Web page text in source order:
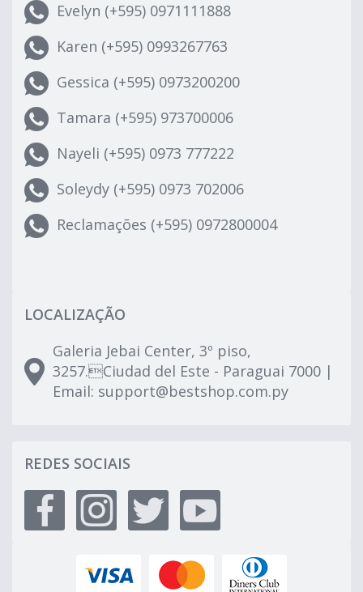
Evelyn (+595) 0971111888
Karen (+595) 0993267763
Gessica (+595) 0973200200
Tamara (+595) 973700006
Nayeli (+595) 0973 777222
Soleydy (+595) 0973 702006
Reclamações (+595) 0972800004
LOCALIZAÇÃO
Galeria Jebai Center, 3º piso,
3257.Ciudad del Este - Paraguai 7000 |
Email: support@bestshop.com.py
REDES SOCIAIS